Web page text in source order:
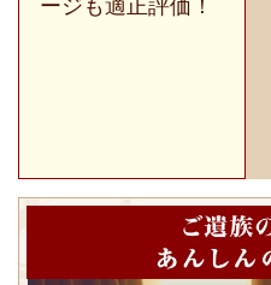
ージも適正評価！